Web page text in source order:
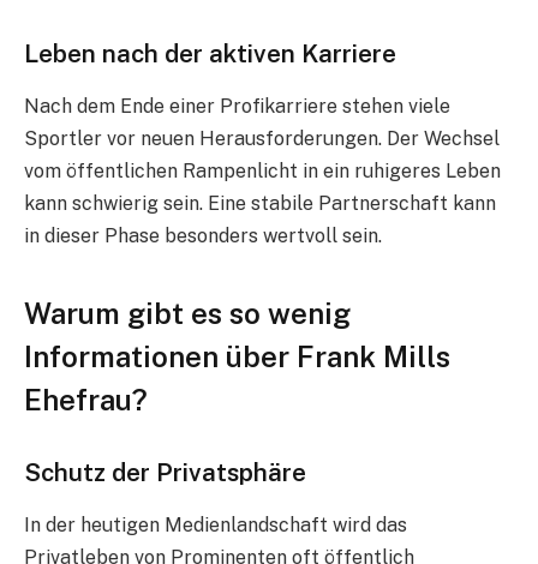
Leben nach der aktiven Karriere
Nach dem Ende einer Profikarriere stehen viele
Sportler vor neuen Herausforderungen. Der Wechsel
vom öffentlichen Rampenlicht in ein ruhigeres Leben
kann schwierig sein. Eine stabile Partnerschaft kann
in dieser Phase besonders wertvoll sein.
Warum gibt es so wenig
Informationen über Frank Mills
Ehefrau?
Schutz der Privatsphäre
In der heutigen Medienlandschaft wird das
Privatleben von Prominenten oft öffentlich